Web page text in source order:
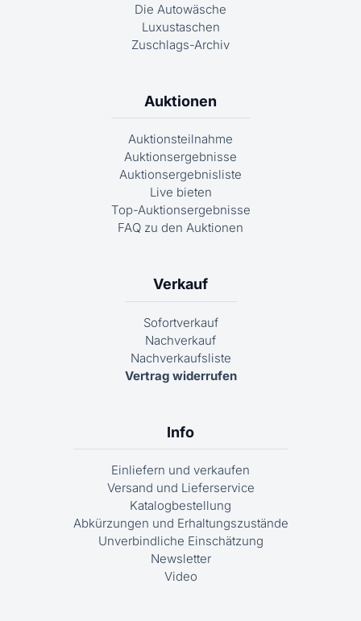
Die Autowäsche
Luxustaschen
Zuschlags-Archiv
Auktionen
Auktionsteilnahme
Auktionsergebnisse
Auktionsergebnisliste
Live bieten
Top-Auktionsergebnisse
FAQ zu den Auktionen
Verkauf
Sofortverkauf
Nachverkauf
Nachverkaufsliste
Vertrag widerrufen
Info
Einliefern und verkaufen
Versand und Lieferservice
Katalogbestellung
Abkürzungen und Erhaltungszustände
Unverbindliche Einschätzung
Newsletter
Video